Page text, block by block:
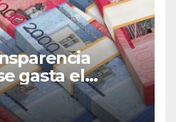
gasta el
Familiar de